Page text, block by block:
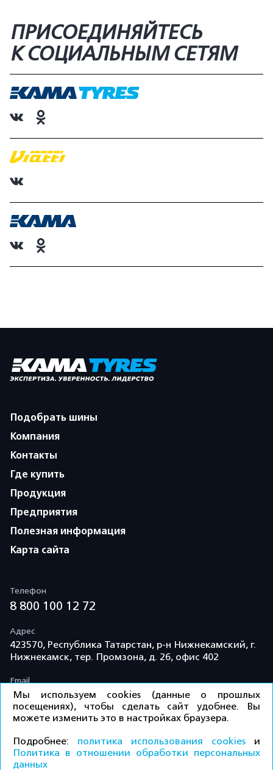
ПРИСОЕДИНЯЙТЕСЬ
К СОЦИАЛЬНЫМ СЕТЯМ
Подобрать шины
Компания
Контакты
Где купить
Продукция
Предприятия
Полезная информация
Карта сайта
Телефон
8 800 100 12 72
Адрес
423570, Республика Татарстан, р-н Нижнекамский, г.
Нижнекамск, тер. Промзона, д. 26, офис 402
Email
info@td-kama.com
©ООО «Торговый дом «Кама» 2026 / Все права
защищены.
Мы используем cookies (данные о прошлых
посещениях), чтобы сделать сайт удобнее. Вы
можете изменить это в настройках браузера.
Подробнее: политика использования cookies и
Политика в отношении обработки персональных
данных